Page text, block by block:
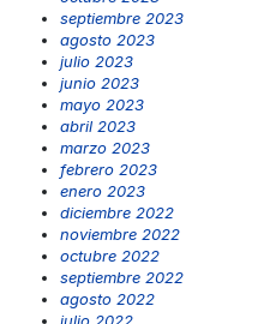
septiembre 2023
agosto 2023
julio 2023
junio 2023
mayo 2023
abril 2023
marzo 2023
febrero 2023
enero 2023
diciembre 2022
noviembre 2022
octubre 2022
septiembre 2022
agosto 2022
julio 2022